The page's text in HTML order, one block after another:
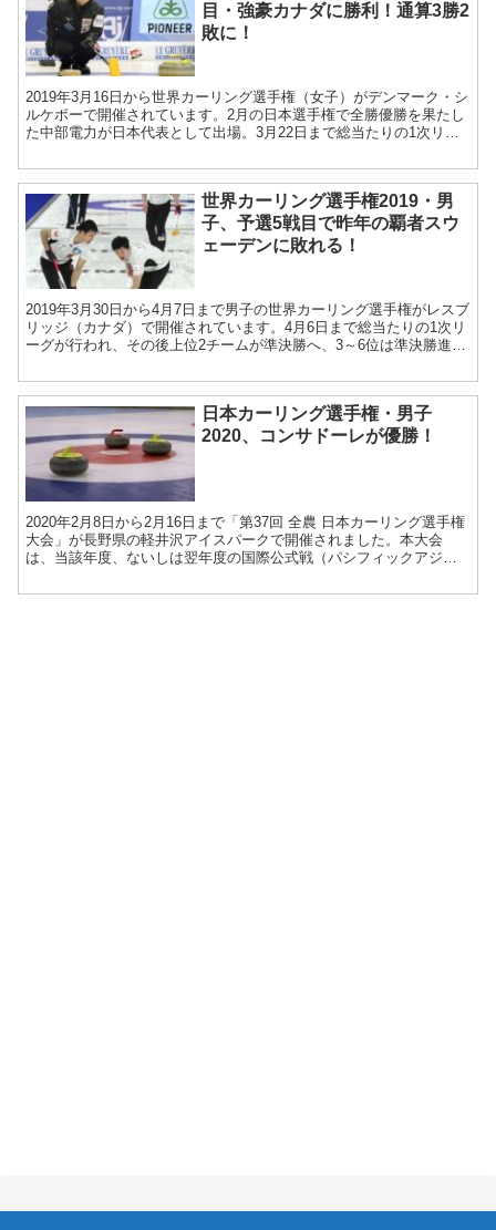
目・強豪カナダに勝利！通算3勝2
敗に！
2019年3月16日から世界カーリング選手権（女子）がデンマーク・シ
ルケボーで開催されています。2月の日本選手権で全勝優勝を果たし
た中部電力が日本代表として出場。3月22日まで総当たりの1次リー
世界カーリング選手権2019・男
子、予選5戦目で昨年の覇者スウ
ェーデンに敗れる！
2019年3月30日から4月7日まで男子の世界カーリング選手権がレスブ
リッジ（カナダ）で開催されています。4月6日まで総当たりの1次リ
ーグが行われ、その後上位2チームが準決勝へ、3～6位は準決勝進出
日本カーリング選手権・男子
2020、コンサドーレが優勝！
2020年2月8日から2月16日まで「第37回 全農 日本カーリング選手権
大会」が長野県の軽井沢アイスパークで開催されました。本大会
は、当該年度、ないしは翌年度の国際公式戦（パシフィックアジア